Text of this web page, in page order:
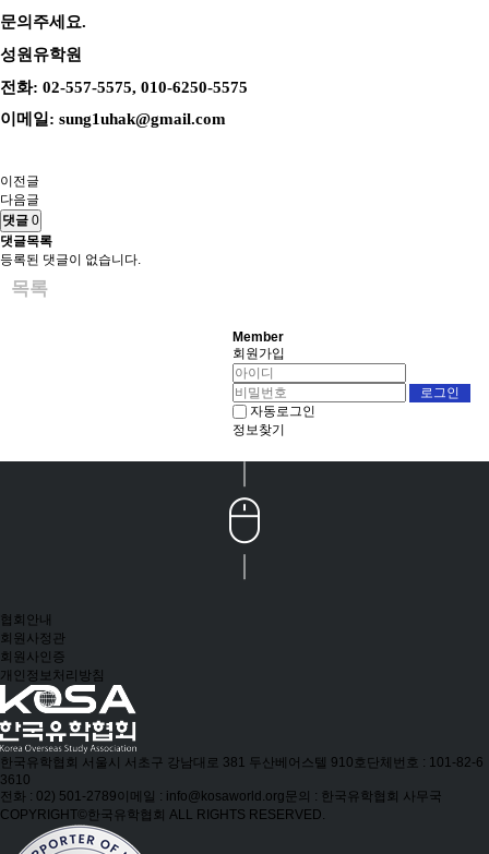
문의주세요.
성원유학원
전화: 02-557-5575, 010-6250-5575
이메일: sung1uhak@gmail.com
이전글
다음글
댓글 0
댓글목록
등록된 댓글이 없습니다.
목록
Member
회원가입
자동로그인
정보찾기
협회안내
회원사정관
회원사인증
개인정보처리방침
한국유학협회 서울시 서초구 강남대로 381 두산베어스텔 910호 단체번호 : 101-82-6
3610
전화 : 02) 501-2789이메일 : info@kosaworld.org문의 : 한국유학협회 사무국
COPYRIGHT©한국유학협회 ALL RIGHTS RESERVED.